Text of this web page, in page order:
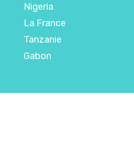
Nigeria
La France
Tanzanie
Gabon